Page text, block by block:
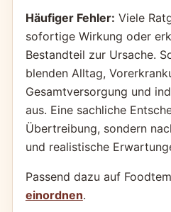
Häufiger Fehler: Viele
sofortige Wirkung oder
Bestandteil zur Ursache.
blenden Alltag,
Gesamtversorgung und
aus. Eine sachliche
Übertreibung, sondern
und realistische
Passend dazu auf
einordnen.